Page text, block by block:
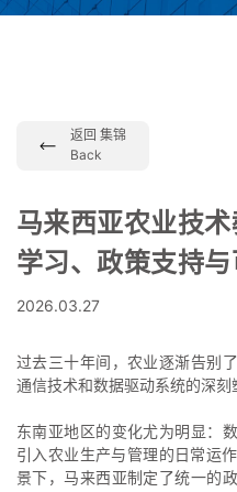
返回 集锦
Back
马来西亚农业技
学习、政策支持
2026.03.27
过去三十年间，农业逐渐告别
通信技术和数据驱动系统的深刻
东南亚地区的变化尤为明显：
引入农业生产与管理的日常运
景下，马来西亚制定了统一的